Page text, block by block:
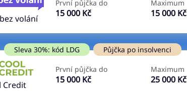
volání
První půjčka do
15 000 Kč
Maximum
15 000 Kč
Sleva 30%: kód LDG Půjčka po insolvenci
Credit
První půjčka do
15 000 Kč
Maximum
25 000 Kč